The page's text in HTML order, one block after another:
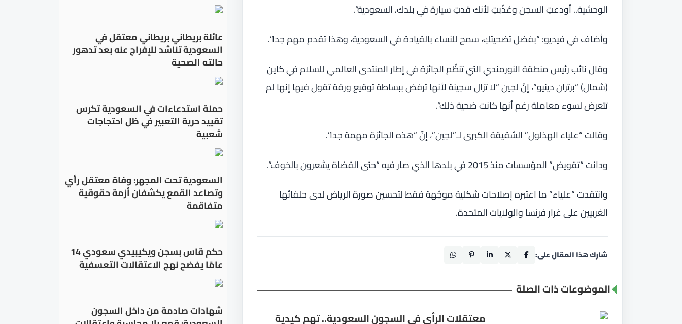
الوحشية.. أودعتِ السجن وعُذّبتِ لأنك قدتِ سيارة في بلدك، السعودية”.
وأضاف في فيديو: “بفضل تضحيتكِ، سمح للنساء بالقيادة في السعودية، وهذا تقدم مهم جدا”.
وقال نائب رئيس منطقة النورمندي التي تنظّم الجائزة في إطار المنتدى العالمي للسلام في كاين
(شمال) “برتران دينيو”، إنّ لجين “لا تزال سجينة لأنها ترفض ببساطة توقيع ورقة تقول فيها إنها لم
تتعرض لسوء معاملة رغم أنها كانت ضحية ذلك”.
وقالت “علياء الهذلول” الشقيقة الكبرى لـ”لجين”، إنّ “هذه الجائزة مهمة جدا”.
ودانت “تقويض” المؤسسات منذ 2015 في بلدها الذي صار فيه “حتى القضاة يشعرون بالخوف”.
وانتقدت “علياء” ما اعتبره إصلاحات شكلية موجّهة فقط لتحسين صورة الرياض لدى حلفائها
الغربيين على غرار فرنسا والولايات المتحدة.
شارك هذا المقال على:
الموضوعات ذات الصلة
معتقلات الرأي في السجون السعودية.. تهم كيدية
عائلة بريطاني بريطاني معتقل في
السعودية تناشد للإفراج عنه بعد تدهور
حالته الصحية
حملة استدعاءات في السعودية تكرس
تقييد حرية التعبير في ظل احتجاجات
شعبية
السعودية تحت المجهر: وفاة معتقل رأي
وتصاعد القمع يكشفان أزمة حقوقية
متفاقمة
حكم قاس بسجن ويكيبيدي سعودي 14
عامًا يفضح نهج الاعتقالات التعسفية
شهادات صادمة من داخل السجون